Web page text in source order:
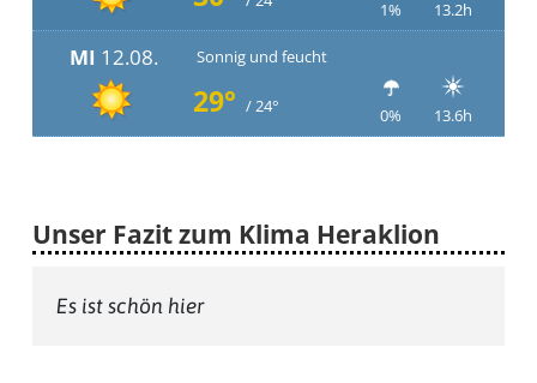
1% 13.2h
MI 12.08. Sonnig und feucht
29° / 24° 0% 13.6h
Unser Fazit zum Klima Heraklion
Es ist schön hier